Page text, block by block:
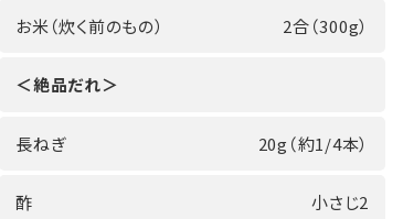
お米（炊く前のもの） 2合（300g）
＜絶品だれ＞
長ねぎ 20g（約1/4本）
酢 小さじ2